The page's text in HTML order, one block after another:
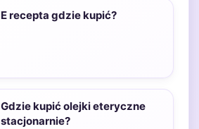
E recepta gdzie kupić?
Gdzie kupić olejki eteryczne
stacjonarnie?